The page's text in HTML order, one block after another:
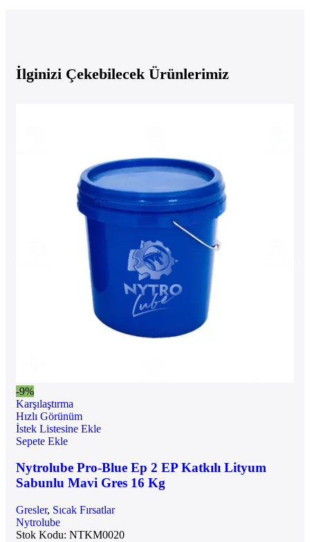
İlginizi Çekebilecek Ürünlerimiz
-9%
Karşılaştırma
Hızlı Görünüm
İstek Listesine Ekle
Sepete Ekle
Nytrolube Pro-Blue Ep 2 EP Katkılı Lityum
Sabunlu Mavi Gres 16 Kg
Gresler, Sıcak Fırsatlar
Nytrolube
Stok Kodu: NTKM0020